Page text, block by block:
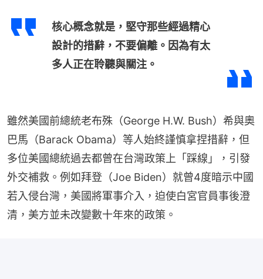
核心概念就是，堅守那些經過精心
設計的措辭，不要偏離。因為有太
多人正在聆聽與關注。
雖然美國前總統老布殊（George H.W. Bush）希與奧
巴馬（Barack Obama）等人始終謹慎拿捏措辭，但
多位美國總統過去都曾在台灣政策上「踩線」，引發
外交補救。例如拜登（Joe Biden）就曾4度暗示中國
若入侵台灣，美國將軍事介入，迫使白宮官員事後澄
清，美方並未改變數十年來的政策。